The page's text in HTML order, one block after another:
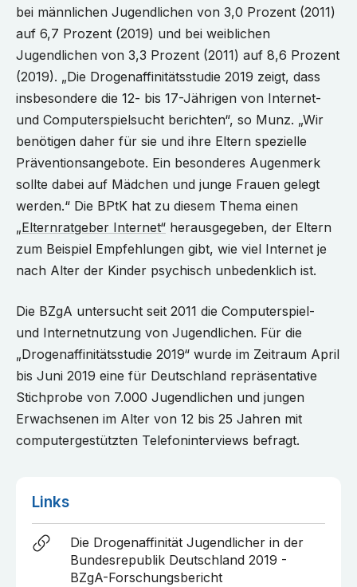
bei männlichen Jugendlichen von 3,0 Prozent (2011)
auf 6,7 Prozent (2019) und bei weiblichen
Jugendlichen von 3,3 Prozent (2011) auf 8,6 Prozent
(2019). „Die Drogenaffinitätsstudie 2019 zeigt, dass
insbesondere die 12- bis 17-Jährigen von Internet-
und Computerspielsucht berichten“, so Munz. „Wir
benötigen daher für sie und ihre Eltern spezielle
Präventionsangebote. Ein besonderes Augenmerk
sollte dabei auf Mädchen und junge Frauen gelegt
werden.“ Die BPtK hat zu diesem Thema einen
„Elternratgeber Internet“ herausgegeben, der Eltern
zum Beispiel Empfehlungen gibt, wie viel Internet je
nach Alter der Kinder psychisch unbedenklich ist.
Die BZgA untersucht seit 2011 die Computerspiel-
und Internetnutzung von Jugendlichen. Für die
„Drogenaffinitätsstudie 2019“ wurde im Zeitraum April
bis Juni 2019 eine für Deutschland repräsentative
Stichprobe von 7.000 Jugendlichen und jungen
Erwachsenen im Alter von 12 bis 25 Jahren mit
computergestützten Telefoninterviews befragt.
Links
Die Drogenaffinität Jugendlicher in der
Bundesrepublik Deutschland 2019 -
BZgA-Forschungsbericht